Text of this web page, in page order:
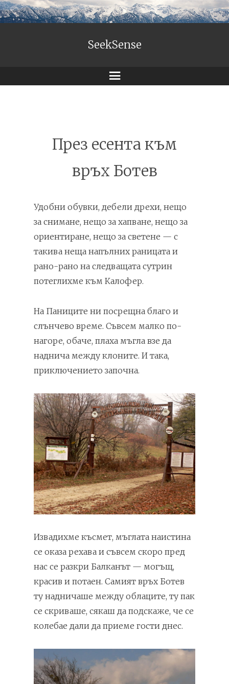
SeekSense
Menu
През есента към
връх Ботев
Удобни обувки, дебели дрехи, нещо
за снимане, нещо за хапване, нещо за
ориентиране, нещо за светене — с
такива неща напълних раницата и
рано-рано на следващата сутрин
потеглихме към Калофер.
На Паниците ни посрещна благо и
слънчево време. Съвсем малко по-
нагоре, обаче, плаха мъгла взе да
наднича между клоните. И така,
приключението започна.
Извадихме късмет, мъглата наистина
се оказа рехава и съвсем скоро пред
нас се разкри Балканът — могъщ,
красив и потаен. Самият връх Ботев
ту надничаше между облаците, ту пак
се скриваше, сякаш да подскаже, че се
колебае дали да приеме гости днес.